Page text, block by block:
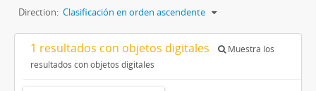
Direction: Clasificación en orden ascendente
1 resultados con objetos digitales
Muestra los
resultados con objetos digitales